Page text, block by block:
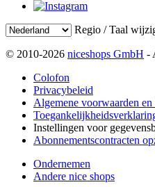
Regio / Taal
© 2010-2026 niceshops GmbH -
Colofon
Privacybeleid
Algemene voorwaarden
Instellingen voor
Abonnementscontracten
Ondernemen
Andere nice shops